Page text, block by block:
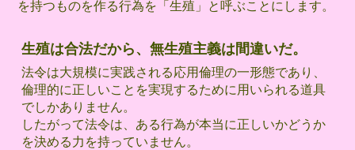
を持つものを作る行為を「生殖」と呼ぶことにします。
生殖は合法だから、無生殖主義は間違いだ。
法令は大規模に実践される応用倫理の一形態であり、
倫理的に正しいことを実現するために用いられる道具
でしかありません。
したがって法令は、ある行為が本当に正しいかどうか
を決める力を持っていません。